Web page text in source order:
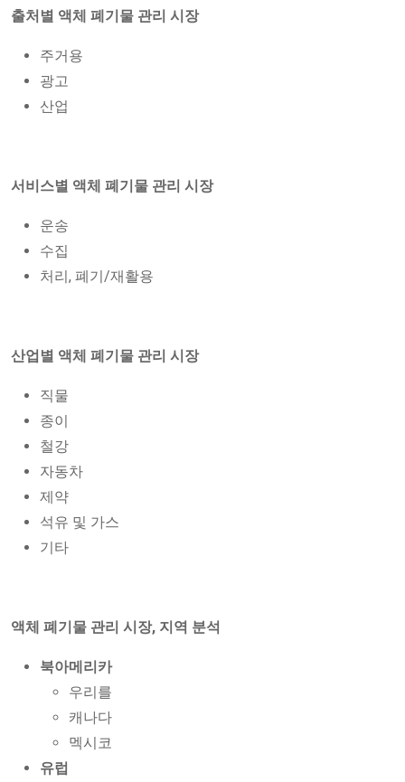
출처별 액체 폐기물 관리 시장
주거용
광고
산업
서비스별 액체 폐기물 관리 시장
운송
수집
처리, 폐기/재활용
산업별 액체 폐기물 관리 시장
직물
종이
철강
자동차
제약
석유 및 가스
기타
액체 폐기물 관리 시장, 지역 분석
북아메리카
우리를
캐나다
멕시코
유럽